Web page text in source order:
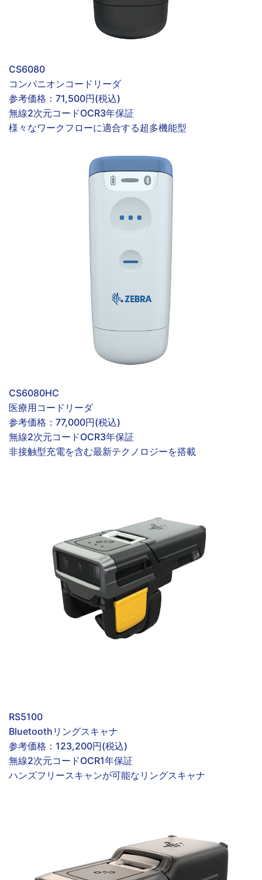
CS6080
コンパニオンコードリーダ
参考価格： 71,500円(税込)
無線2次元コードOCR3年保証
様々なワークフローに適合する超多機能型
CS6080HC
医療用コードリーダ
参考価格： 77,000円(税込)
無線2次元コードOCR3年保証
非接触型充電を含む最新テクノロジーを搭載
RS5100
Bluetoothリングスキャナ
参考価格： 123,200円(税込)
無線2次元コードOCR1年保証
ハンズフリースキャンが可能なリングスキャナ